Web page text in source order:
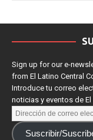
Sign up for our e-
from El Latino Central
Introduce tu correo
noticias y eventos de